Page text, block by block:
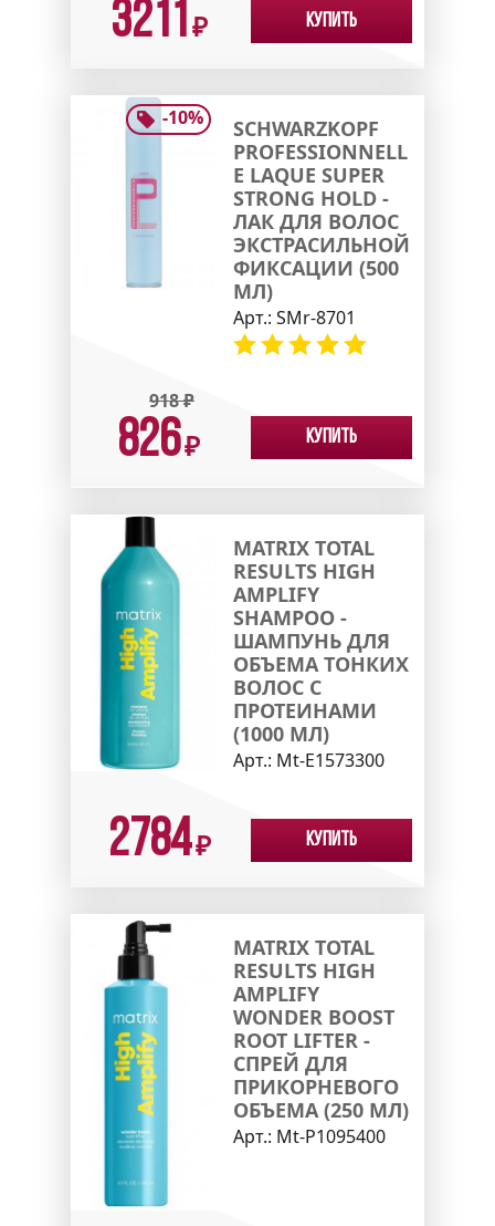
3211 ₽ Купить
-10%
SCHWARZKOPF
PROFESSIONNELL
E LAQUE SUPER
STRONG HOLD -
ЛАК ДЛЯ ВОЛОС
ЭКСТРАСИЛЬНОЙ
ФИКСАЦИИ (500
МЛ)
Арт.: SMr-8701
918₽
826₽ Купить
MATRIX TOTAL
RESULTS HIGH
AMPLIFY
SHAMPOO -
ШАМПУНЬ ДЛЯ
ОБЪЕМА ТОНКИХ
ВОЛОС С
ПРОТЕИНАМИ
(1000 МЛ)
Арт.: Mt-E1573300
2784₽ Купить
MATRIX TOTAL
RESULTS HIGH
AMPLIFY
WONDER BOOST
ROOT LIFTER -
СПРЕЙ ДЛЯ
ПРИКОРНЕВОГО
ОБЪЕМА (250 МЛ)
Арт.: Mt-P1095400